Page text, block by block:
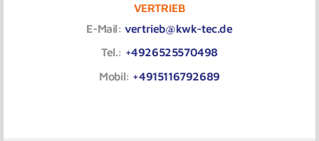
VERTRIEB
E-Mail:vertrieb@kwk-tec.de
Tel.: +4926525570498
Mobil: +4915116792689